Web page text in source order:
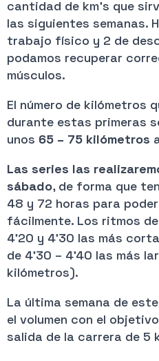
cantidad de km’s que
las siguientes semanas.
trabajo físico y 2 de
podamos recuperar
músculos.
El número de kilómetros
durante estas primeras
unos 65 – 75 kilómetros
Las series las
sábado, de forma que
48 y 72 horas para
fácilmente. Los ritmos
4’20 y 4’30 las más
de 4’30 – 4’40 las más
kilómetros).
La última semana de
el volumen con el
salida de la carrera de 5